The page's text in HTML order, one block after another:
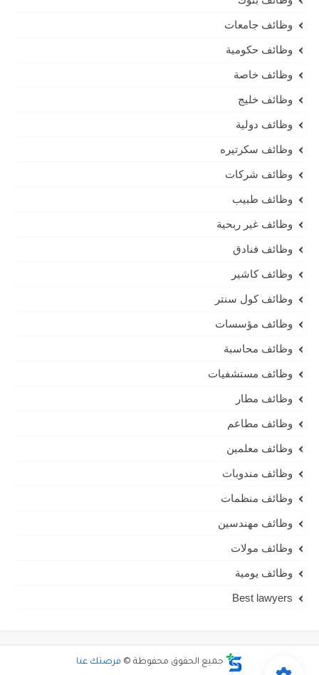
وظائف جامعات
وظائف حكومية
وظائف خاصة
وظائف خليج
وظائف دولية
وظائف سكرتيره
وظائف شركات
وظائف طبيب
وظائف غير ربحية
وظائف فنادق
وظائف كاشير
وظائف كول سنتر
وظائف مؤسسات
وظائف محاسبة
وظائف مستشفيات
وظائف مطار
وظائف مطاعم
وظائف معلمين
وظائف مندوبات
وظائف منظمات
وظائف مهندسين
وظائف مولات
وظائف يومية
Best lawyers
جميع الحقوق محفوظة © فرصتك عنا